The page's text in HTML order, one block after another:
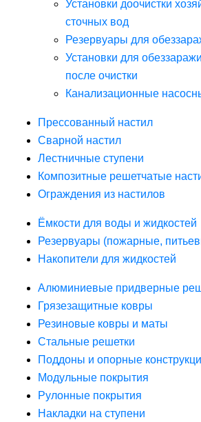
Установки доочистки
сточных вод
Резервуары для
Установки для
после очистки
Канализационные
Прессованный настил
Сварной настил
Лестничные ступени
Композитные решетчатые
Ограждения из настилов
Ёмкости для воды и жидкостей
Резервуары (пожарные,
Накопители для жидкостей
Алюминиевые придверные
Грязезащитные ковры
Резиновые ковры и маты
Стальные решетки
Поддоны и опорные
Модульные покрытия
Рулонные покрытия
Накладки на ступени